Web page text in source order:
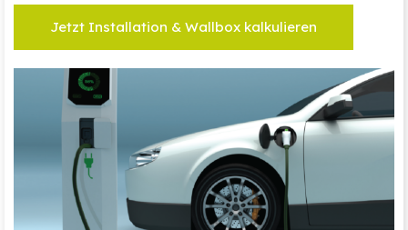
Jetzt Installation & Wallbox kalkulieren